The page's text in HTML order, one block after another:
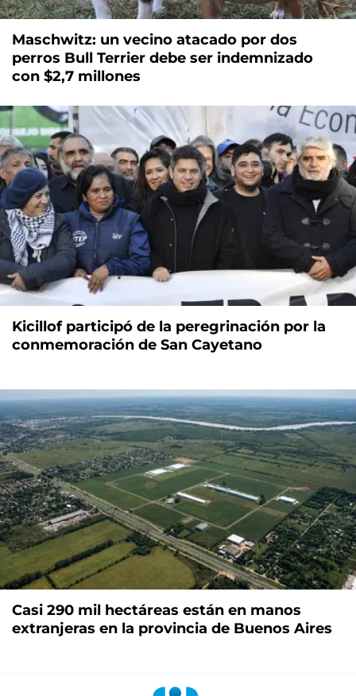
Maschwitz: un vecino atacado por dos
perros Bull Terrier debe ser indemnizado
con $2,7 millones
Kicillof participó de la peregrinación por la
conmemoración de San Cayetano
Casi 290 mil hectáreas están en manos
extranjeras en la provincia de Buenos Aires